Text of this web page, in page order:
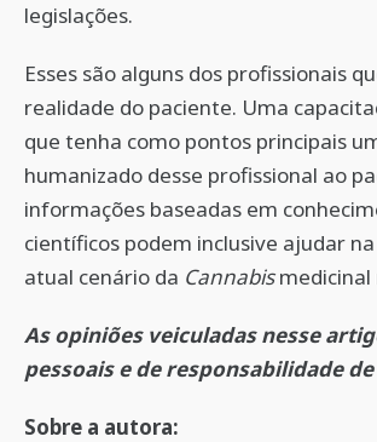
legislações.
Esses são alguns dos profissionais
realidade do paciente. Uma
que tenha como pontos principais
humanizado desse profissional ao
informações baseadas em
científicos podem inclusive ajudar
atual cenário da Cannabismedicinal
As opiniões veiculadas nesse
pessoais e de responsabilidade
Sobre a autora: